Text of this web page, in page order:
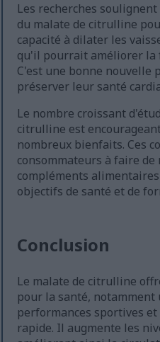
Les recherches
du malate de citrulline
capacité à dilater les
qu'il pourrait améliorer la
C'est une bonne nouvelle
préserver leur santé
Le nombre croissant
citrulline est
nombreux bienfaits. Ces
consommateurs à faire
compléments
objectifs de santé et de
Conclusion
Le malate de citrulline
pour la santé,
performances sportives
rapide. Il augmente les